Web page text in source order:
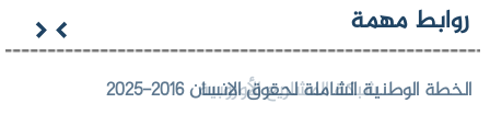
روابط مهمة
الخطة الوطنية الشاملة لحقوق الانسان 2016-2025